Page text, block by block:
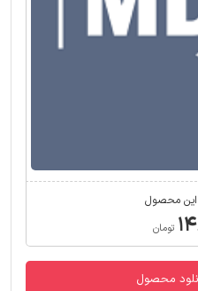
محصول
تومان
محصول